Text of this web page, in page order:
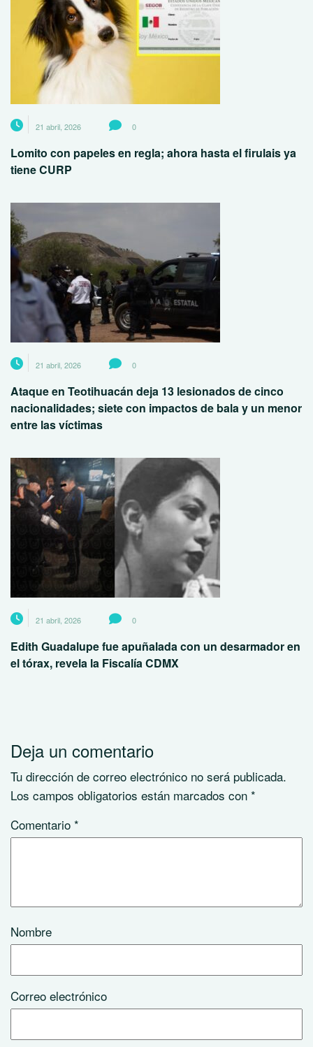
21 abril, 2026 0
Lomito con papeles en regla; ahora hasta el firulais ya
tiene CURP
21 abril, 2026 0
Ataque en Teotihuacán deja 13 lesionados de cinco
nacionalidades; siete con impactos de bala y un menor
entre las víctimas
21 abril, 2026 0
Edith Guadalupe fue apuñalada con un desarmador en
el tórax, revela la Fiscalía CDMX
Deja un comentario
Tu dirección de correo electrónico no será publicada.
Los campos obligatorios están marcados con *
Comentario *
Nombre
Correo electrónico